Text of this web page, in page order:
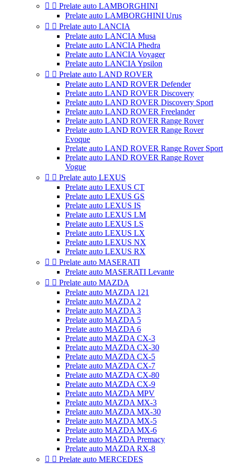
  Prelate auto LAMBORGHINI
Prelate auto LAMBORGHINI Urus
  Prelate auto LANCIA
Prelate auto LANCIA Musa
Prelate auto LANCIA Phedra
Prelate auto LANCIA Voyager
Prelate auto LANCIA Ypsilon
  Prelate auto LAND ROVER
Prelate auto LAND ROVER Defender
Prelate auto LAND ROVER Discovery
Prelate auto LAND ROVER Discovery Sport
Prelate auto LAND ROVER Freelander
Prelate auto LAND ROVER Range Rover
Prelate auto LAND ROVER Range Rover
Evoque
Prelate auto LAND ROVER Range Rover Sport
Prelate auto LAND ROVER Range Rover
Vogue
  Prelate auto LEXUS
Prelate auto LEXUS CT
Prelate auto LEXUS GS
Prelate auto LEXUS IS
Prelate auto LEXUS LM
Prelate auto LEXUS LS
Prelate auto LEXUS LX
Prelate auto LEXUS NX
Prelate auto LEXUS RX
  Prelate auto MASERATI
Prelate auto MASERATI Levante
  Prelate auto MAZDA
Prelate auto MAZDA 121
Prelate auto MAZDA 2
Prelate auto MAZDA 3
Prelate auto MAZDA 5
Prelate auto MAZDA 6
Prelate auto MAZDA CX-3
Prelate auto MAZDA CX-30
Prelate auto MAZDA CX-5
Prelate auto MAZDA CX-7
Prelate auto MAZDA CX-80
Prelate auto MAZDA CX-9
Prelate auto MAZDA MPV
Prelate auto MAZDA MX-3
Prelate auto MAZDA MX-30
Prelate auto MAZDA MX-5
Prelate auto MAZDA MX-6
Prelate auto MAZDA Premacy
Prelate auto MAZDA RX-8
  Prelate auto MERCEDES